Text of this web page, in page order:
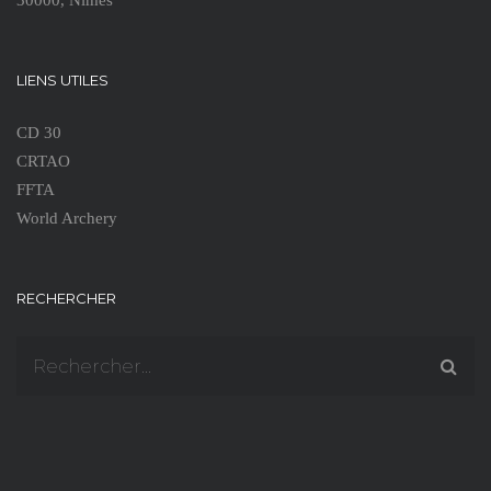
LIENS UTILES
CD 30
CRTAO
FFTA
World Archery
RECHERCHER